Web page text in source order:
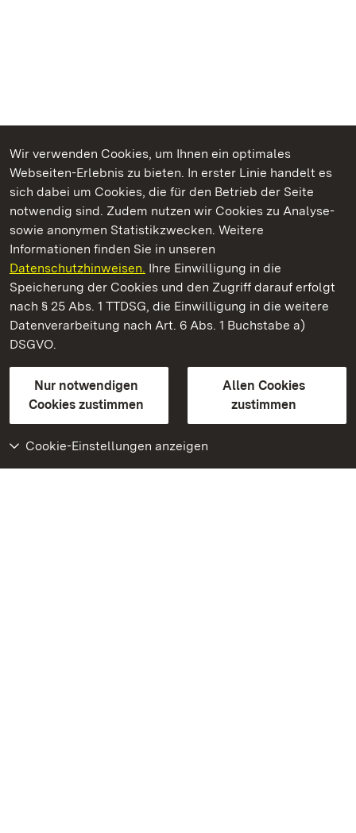
Wir verwenden Cookies, um Ihnen ein optimales
Webseiten-Erlebnis zu bieten. In erster Linie handelt es
sich dabei um Cookies, die für den Betrieb der Seite
notwendig sind. Zudem nutzen wir Cookies zu Analyse-
sowie anonymen Statistikzwecken. Weitere
Informationen finden Sie in unseren
Datenschutzhinweisen. Ihre Einwilligung in die
Speicherung der Cookies und den Zugriff darauf erfolgt
nach § 25 Abs. 1 TTDSG, die Einwilligung in die weitere
Datenverarbeitung nach Art. 6 Abs. 1 Buchstabe a)
DSGVO.
Nur notwendigen
Cookies zustimmen
Allen Cookies
zustimmen
Cookie-Einstellungen anzeigen
Kommen. Staunen. Genießen.
Staatliche Schlösser und Gärten Baden‑Württemberg
Staatliche Schlösser und Gärten Baden-Württemberg
Kontakt
GebärdenspracheLeichte Sprache
Erklärung zur Barrierefreiheit
BITV-konform (geprüfte Seiten)
Weiteres